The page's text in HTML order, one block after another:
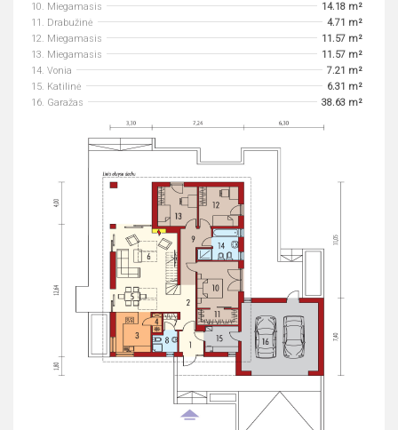
10. Miegamasis
14.18 m²
11. Drabužinė
4.71 m²
12. Miegamasis
11.57 m²
13. Miegamasis
11.57 m²
14. Vonia
7.21 m²
15. Katilinė
6.31 m²
16. Garažas
38.63 m²